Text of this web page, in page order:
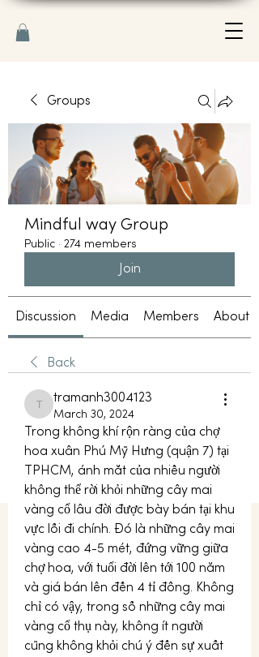
Groups
Mindful way Group
Public · 274 members
Join
Discussion Media Members About
Back
tramanh3004123
tramanh3004123
March 30, 2024
Trong không khí rộn ràng của chợ
hoa xuân Phú Mỹ Hưng (quận 7) tại
TPHCM, ánh mắt của nhiều người
không thể rời khỏi những cây mai
vàng cổ lâu đời được bày bán tại khu
vực lối đi chính. Đó là những cây mai
vàng cao 4-5 mét, đứng vững giữa
chợ hoa, với tuổi đời lên tới 100 năm
và giá bán lên đến 4 tỉ đồng. Không
chỉ có vậy, trong số những cây mai
vàng cổ thụ này, không ít người
cũng không khỏi chú ý đến sự xuất